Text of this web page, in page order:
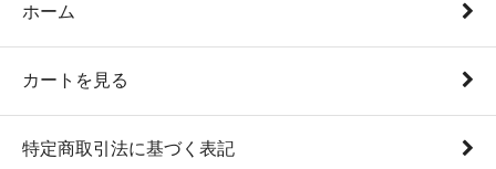
ホーム
カートを見る
特定商取引法に基づく表記